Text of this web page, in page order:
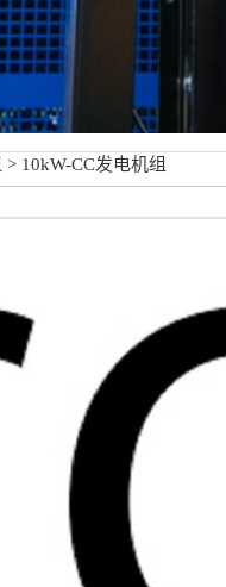
> 10kW-CC发电机组